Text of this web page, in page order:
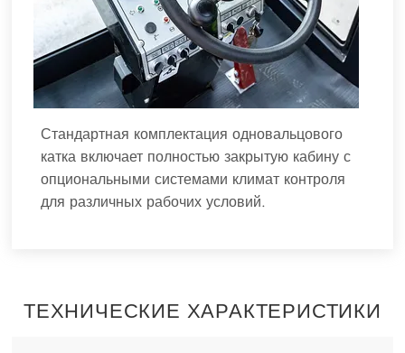
Стандартная комплектация одновальцового
катка включает полностью закрытую кабину с
опциональными системами климат контроля
для различных рабочих условий.
ТЕХНИЧЕСКИЕ ХАРАКТЕРИСТИКИ